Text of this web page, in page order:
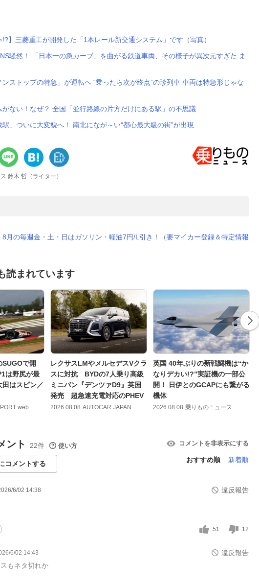
!?】三菱重工が開発した「1本レール新交通システム」です（写真）
騒然！ 「日本一の急カーブ」を曲がる鉄道車両、その様子が異次元すぎた ま
ストップの特急」が運転へ “乗ったら次が終点”の珍列車 車両は特急形じゃな
がない！なぜ？ 全国「並行路線の片方だけにある駅」の不思議
」ついに大変貌へ！ 南北になが～い“都心最大級の街”が出現
鈴木 哲（ライター）
8月の毎週金・土・日はガソリン・軽油7円/L引き！（要マイカー登録＆特定情報
読まれています
で開
は野尻が最
田はスピン／
web
レクサスLMやメルセデスVクラ
スに対抗 BYDの7人乗り高級
ミニバン『デンツァD9』英国
発売 超急速充電対応のPHEV
2026.08.08 AUTOCAR JAPAN
英国 40年ぶりの新戦闘機は“か
なりデカい!?”実証機の一部公
開！ 日伊とのGCAPにも繋がる
機体
2026.08.08 乗りものニュース
ント 22件 使い方 コメントを非表示にする
コメントする
おすすめ順 新着順
6/02 14:38
違反報告
51 12
6/02 14:43
違反報告
もネタ切れか